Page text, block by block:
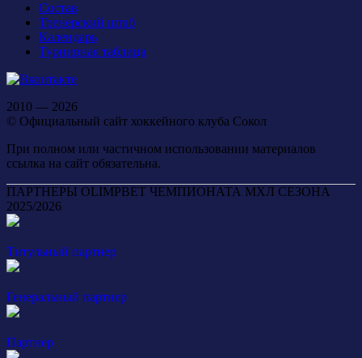
Состав
Тренерский штаб
Календарь
Турнирная таблица
2010 — 2026
© Официальный сайт хоккейного клуба Сокол
При полном или частичном использовании материалов
ссылка на сайт обязательна.
ПАРТНЕРЫ OLIMPBET ЧЕМПИОНАТА МХЛ СЕЗОНА
2025/2026
Титульный партнер
Генеральный партнер
Партнер